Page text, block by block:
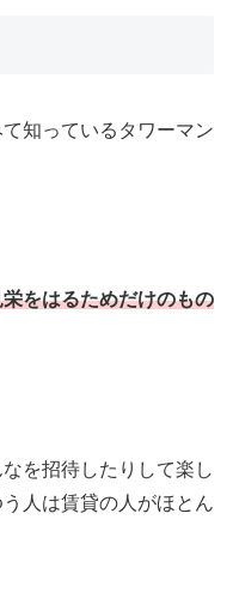
知っているタワーマン
栄をはるためだけのもの
を招待したりして楽し
人は賃貸の人がほとん